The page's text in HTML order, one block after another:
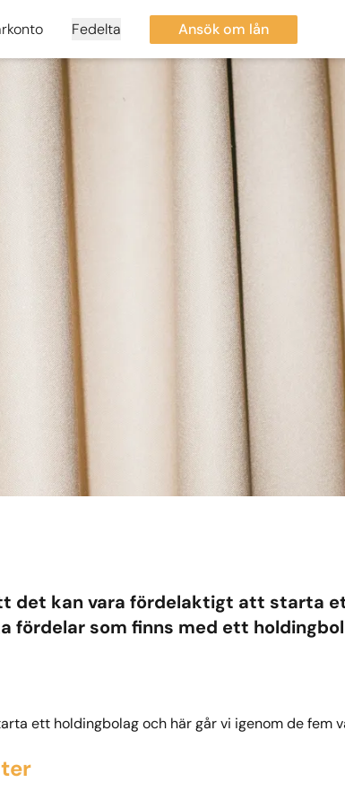
Fedelta Ansök om lån
det kan vara fördelaktigt att starta
fördelar som finns med ett
ett holdingbolag och här går vi igenom de fem